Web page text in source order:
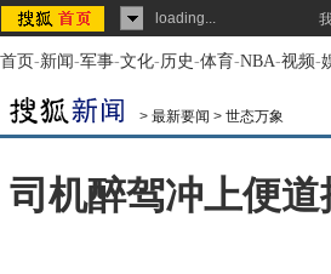
loading...
首页-新闻-军事-文化-历史-体育-NBA-视频-
> 最新要闻 > 世态万象
司机醉驾冲上便